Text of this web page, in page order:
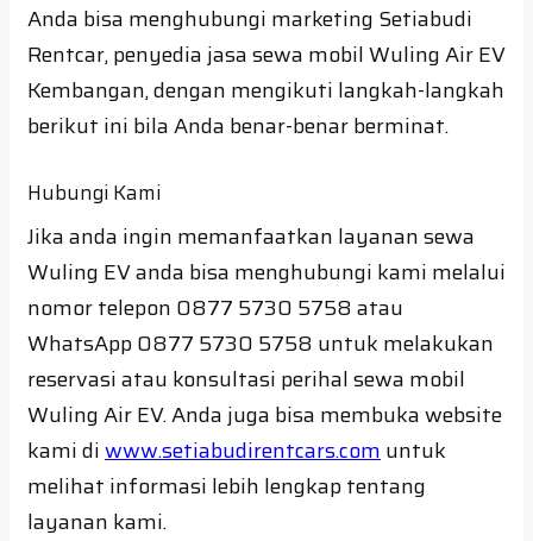
Anda bisa menghubungi marketing Setiabudi
Rentcar, penyedia jasa sewa mobil Wuling Air EV
Kembangan, dengan mengikuti langkah-langkah
berikut ini bila Anda benar-benar berminat.
Hubungi Kami
Jika anda ingin memanfaatkan layanan sewa
Wuling EV anda bisa menghubungi kami melalui
nomor telepon 0877 5730 5758 atau
WhatsApp 0877 5730 5758 untuk melakukan
reservasi atau konsultasi perihal sewa mobil
Wuling Air EV. Anda juga bisa membuka website
kami diwww.setiabudirentcars.comuntuk
melihat informasi lebih lengkap tentang
layanan kami.